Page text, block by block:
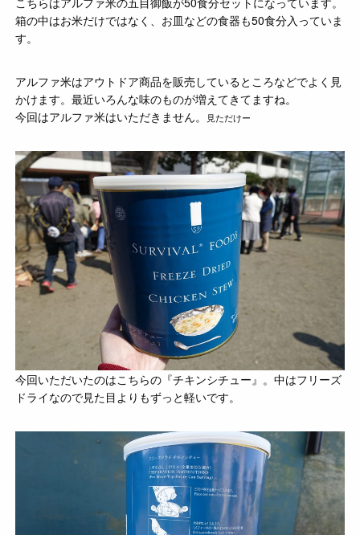
箱の中はお米だけではなく、お皿などの食器も50食分入っていま
す。
アルファ米はアウトドア商品を販売しているところなどでよく見
かけます。最近いろんな味のものが増えてきてますね。
今回はアルファ米はいただきません。
見ただけー
今回いただいたのはこちらの『チキンシチュー』。中はフリーズ
ドライなので見た目よりもずっと軽いです。